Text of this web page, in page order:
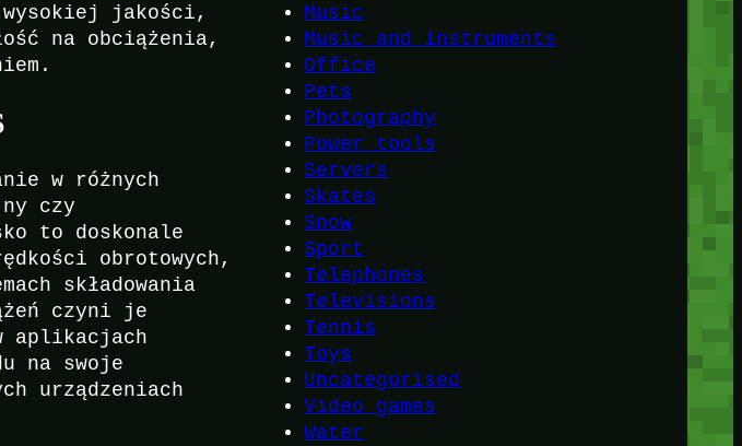
jakości,
na obciążenia,
w różnych
czy
to doskonale
obrotowych,
składowania
czyni je
aplikacjach
na swoje
urządzeniach
Music
Music and instruments
Office
Pets
Photography
Power tools
Servers
Skates
Snow
Sport
Telephones
Televisions
Tennis
Toys
Uncategorised
Video games
Water